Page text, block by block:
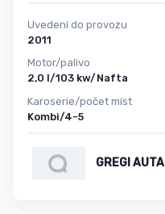
Uvedení do provozu
2011
Motor/palivo
2,0 l/103 kw/Nafta
Karoserie/počet míst
Kombi/4-5
GREGI AUTA